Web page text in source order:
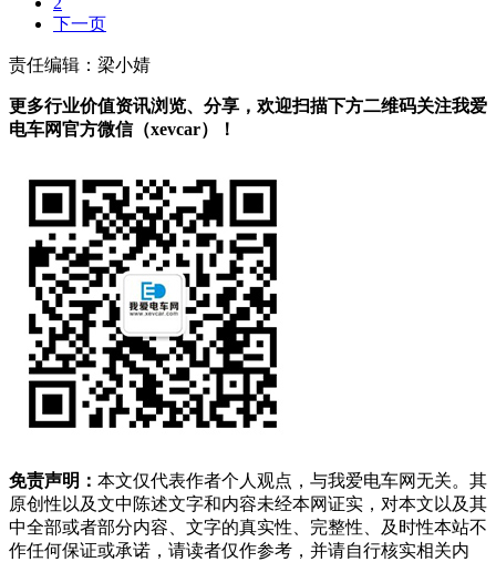
下一页
责任编辑：梁小婧
更多行业价值资讯浏览、分享，欢迎扫描下方二维码关注我爱
电车网官方微信（xevcar）！
免责声明： 本文仅代表作者个人观点，与我爱电车网无关。其
原创性以及文中陈述文字和内容未经本网证实，对本文以及其
中全部或者部分内容、文字的真实性、完整性、及时性本站不
作任何保证或承诺，请读者仅作参考，并请自行核实相关内